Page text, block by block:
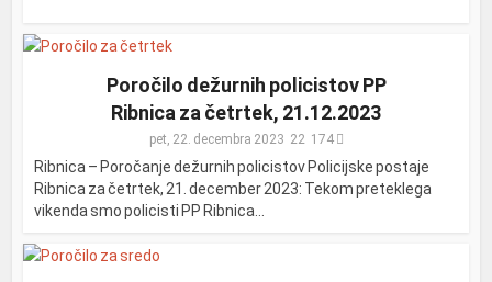
Poročilo dežurnih policistov PP
Ribnica za četrtek, 21.12.2023
pet, 22. decembra 2023 174
Ribnica – Poročanje dežurnih policistov Policijske postaje
Ribnica za četrtek, 21. december 2023: Tekom preteklega
vikenda smo policisti PP Ribnica...